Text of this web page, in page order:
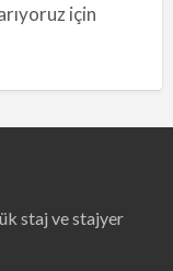
için
staj ve stajyer